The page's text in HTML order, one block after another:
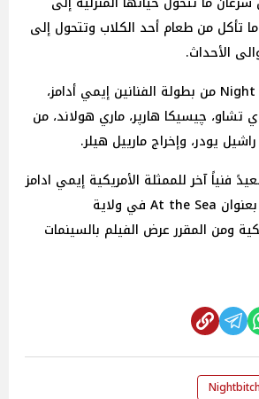
تأكل من طعام أحد الكلاب وتتحول إلى
الأحداث.
الفيلم الجديد Night Bitch من بطولة الفنانين إيمي أدامز،
تشاو، چيسيكا هارپر، ماري هولاند، من
يودر، وإخراج مارييل هيلر.
فنياً آخر للممثلة الأمريكية إيمي ادامز
تصور حالياً فيلماً آخر بعنوان At the Sea في ولاية
ومن المقرر عرض الفيلم بالسينمات